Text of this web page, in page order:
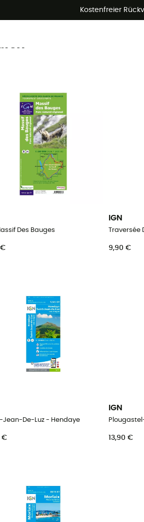
Kostenfreier
Sommerangebote🔥 -5%
Des Bauges
€
IGN
Traversée
9,90 €
Jean-De-Luz - Hendaye
€
IGN
13,90 €